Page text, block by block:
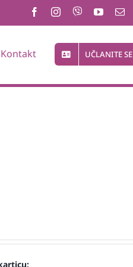
Kontakt UČLANITE SE